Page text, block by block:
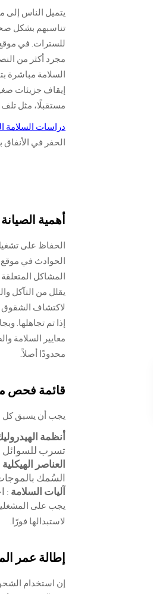
تناسبهم بشكل
للسترات. في موقع
مجرد أكثر من
السلامة مباشرة
مستقبلًا، مثل تلف
دراسات السلامة
الحفر في الأنفاق بنسبة
أهمية
الحفاظ على
الحوادث في موقع
لاكتشاف الشقوق
إذا تم تجاهلها.
محدودًا أصلاً.
قائمة فحص ما
يجب أن يسبق كل وردية
أنظمة
تسرب للسوائل
العناصر الهيكلية
السُمك
آليات السلامة :
يجب على
لاستبدالها فورًا.
إطالة عمر
إن استخدام